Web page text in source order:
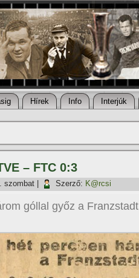
Hí­rek Info Interjúk
– FTC 0:3
szombat Szerző: K@rcsi
góllal győz a Franzstadt